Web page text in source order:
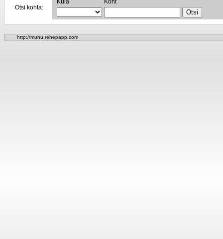
Otsi kohta:
Küla Koht
http://muhu.rehepapp.com